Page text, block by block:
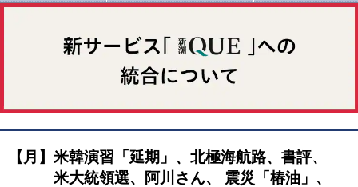
【月】米韓演習「延期」、北極海航路、書評、
米大統領選、阿川さん、 震災「椿油」、